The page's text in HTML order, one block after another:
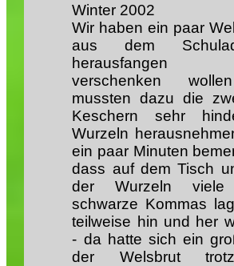
Winter 2002
Wir haben ein paar
aus dem
verschenken
mussten dazu die
Keschern sehr
Wurzeln
ein paar Minuten
dass auf dem Tisch
der Wurzeln viele
schwarze Kommas
teilweise hin und her
- da hatte sich ein
der Welsbrut